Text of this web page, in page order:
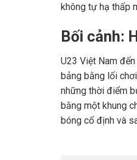
không tự hạ thấp
Bối cảnh:
U23 Việt Nam
bảng bằng lối
những thời điểm
bằng một khung
bóng cố định và